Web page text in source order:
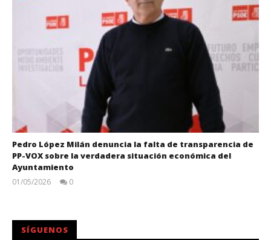
Pedro López Milán denuncia la falta de transparencia de
PP-VOX sobre la verdadera situación económica del
Ayuntamiento
01/05/2026
0
SÍGUENOS